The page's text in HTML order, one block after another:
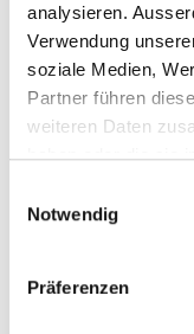
analysieren.
Verwendung
soziale Medien,
Partner führen
weiteren Daten
haben oder die sie
Notwendig
Präferenzen